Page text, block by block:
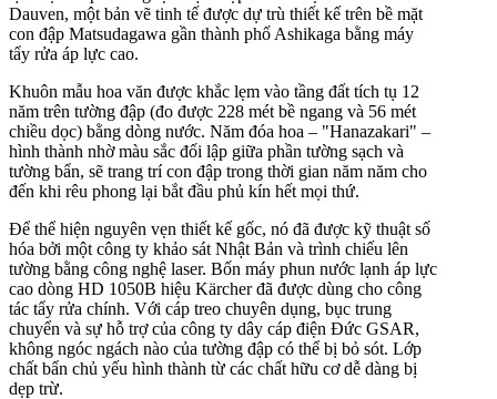
Dauven, một bản vẽ tinh tế được dự trù thiết kế trên bề mặt
con đập Matsudagawa gần thành phố Ashikaga bằng máy
tẩy rửa áp lực cao.
Khuôn mẫu hoa văn được khắc lẹm vào tầng đất tích tụ 12
năm trên tường đập (đo được 228 mét bề ngang và 56 mét
chiều dọc) bằng dòng nước. Năm đóa hoa – "Hanazakari" –
hình thành nhờ màu sắc đối lập giữa phần tường sạch và
tường bẩn, sẽ trang trí con đập trong thời gian năm năm cho
đến khi rêu phong lại bắt đầu phủ kín hết mọi thứ.
Để thể hiện nguyên vẹn thiết kế gốc, nó đã được kỹ thuật số
hóa bởi một công ty khảo sát Nhật Bản và trình chiếu lên
tường bằng công nghệ laser. Bốn máy phun nước lạnh áp lực
cao dòng HD 1050B hiệu Kärcher đã được dùng cho công
tác tẩy rửa chính. Với cáp treo chuyên dụng, bục trung
chuyển và sự hỗ trợ của công ty dây cáp điện Đức GSAR,
không ngóc ngách nào của tường đập có thể bị bỏ sót. Lớp
chất bẩn chủ yếu hình thành từ các chất hữu cơ dễ dàng bị
dẹp trừ.